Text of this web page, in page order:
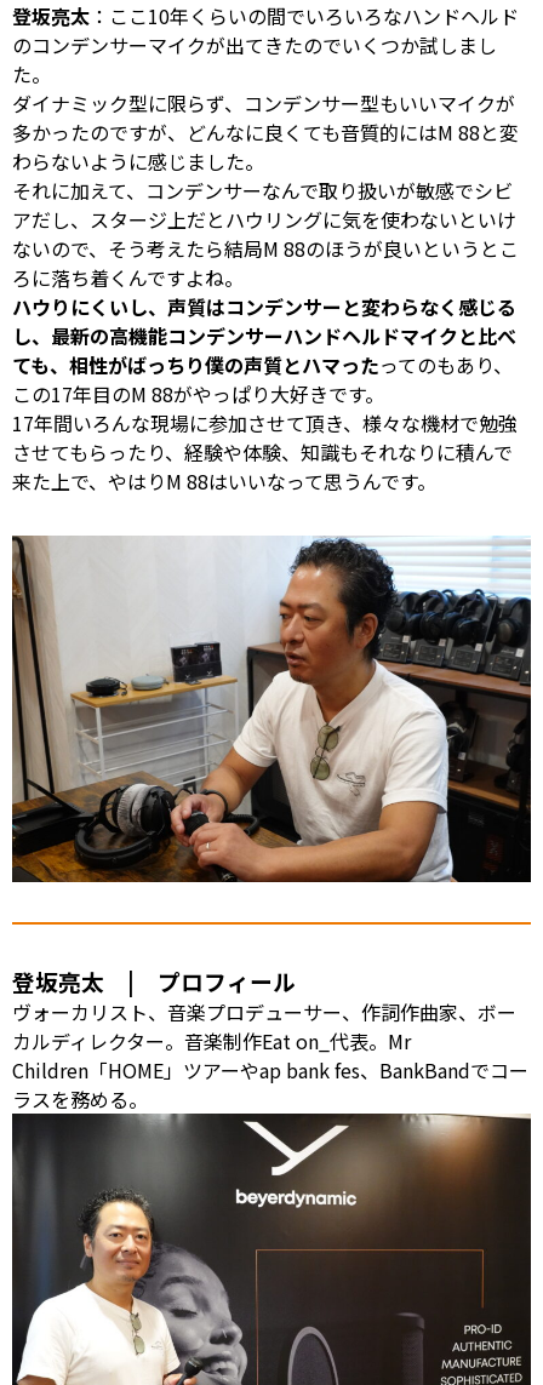
登坂亮太 ：ここ10年くらいの間でいろいろなハンドヘルド
のコンデンサーマイクが出てきたのでいくつか試しまし
た。
ダイナミック型に限らず、コンデンサー型もいいマイクが
多かったのですが、どんなに良くても音質的にはM 88と変
わらないように感じました。
それに加えて、コンデンサーなんで取り扱いが敏感でシビ
アだし、スタージ上だとハウリングに気を使わないといけ
ないので、そう考えたら結局M 88のほうが良いというとこ
ろに落ち着くんですよね。
ハウりにくいし、声質はコンデンサーと変わらなく感じる
し、最新の高機能コンデンサーハンドヘルドマイクと比べ
ても、相性がばっちり僕の声質とハマったってのもあり、
この17年目のM 88がやっぱり大好きです。
17年間いろんな現場に参加させて頂き、様々な機材で勉強
させてもらったり、経験や体験、知識もそれなりに積んで
来た上で、やはりM 88はいいなって思うんです。
登坂亮太 | プロフィール
ヴォーカリスト、音楽プロデューサー、作詞作曲家、ボー
カルディレクター。音楽制作Eat on_代表。Mr
Children「HOME」ツアーやap bank fes、BankBandでコー
ラスを務める。